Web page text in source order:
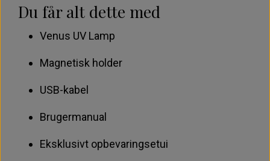
Du får alt dette med
Venus UV Lamp
Magnetisk holder
USB-kabel
Brugermanual
Eksklusivt opbevaringsetui